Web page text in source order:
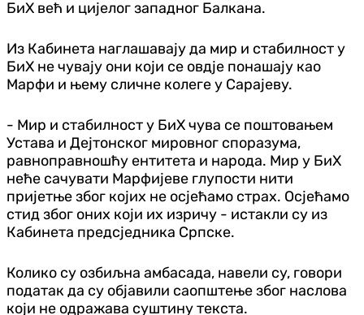
БиХ већ и цијелог западног Балкана.
Из Кабинета наглашавају да мир и стабилност у
БиХ не чувају они који се овдје понашају као
Марфи и њему сличне колеге у Сарајеву.
- Мир и стабилност у БиХ чува се поштовањем
Устава и Дејтонског мировног споразума,
равноправношћу ентитета и народа. Мир у БиХ
неће сачувати Марфијеве глупости нити
пријетње због којих не осјећамо страх. Осјећамо
стид због оних који их изричу - истакли су из
Кабинета предсједника Српске.
Колико су озбиљна амбасада, навели су, говори
податак да су објавили саопштење због наслова
који не одражава суштину текста.